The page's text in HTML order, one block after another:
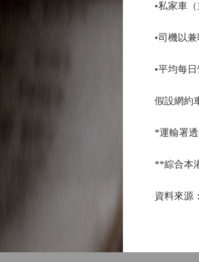
•私家車（
•司機以兼
•平均每日
假設網約車
*運輸署透
**綜合本港
資料來源：